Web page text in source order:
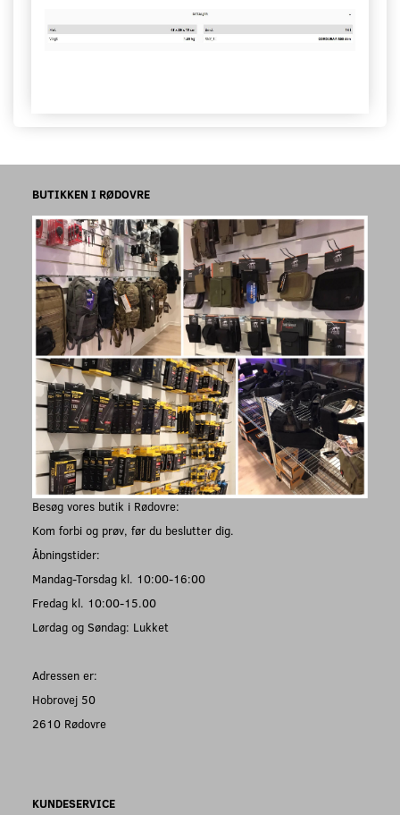
BUTIKKEN I RØDOVRE
Besøg vores butik i Rødovre:
Kom forbi og prøv, før du beslutter dig.
Åbningstider:
Mandag-Torsdag kl. 10:00-16:00
Fredag kl. 10:00-15.00
Lørdag og Søndag: Lukket
Adressen er:
Hobrovej 50
2610 Rødovre
KUNDESERVICE